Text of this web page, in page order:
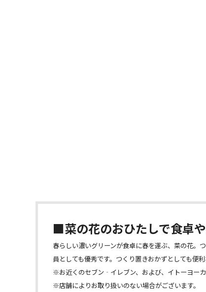
■菜の花のおひたしで食卓
春らしい濃いグリーンが食卓に春を運ぶ、菜の花。
員としても優秀です。つくり置きおかずとしても便
※お近くのセブン‐イレブン、および、イトーヨー
※店舗によりお取り扱いのない場合がございます。